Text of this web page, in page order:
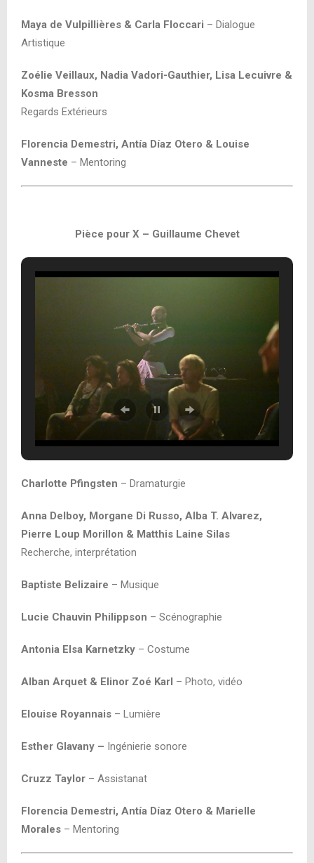
Maya de Vulpillières & Carla Floccari – Dialogue
Artistique
Zoélie Veillaux, Nadia Vadori-Gauthier, Lisa Lecuivre &
Kosma Bresson
Regards Extérieurs
Florencia Demestri, Antía Díaz Otero & Louise
Vanneste – Mentoring
Pièce pour X – Guillaume Chevet
Charlotte Pfingsten – Dramaturgie
Anna Delboy, Morgane Di Russo, Alba T. Alvarez,
Pierre Loup Morillon & Matthis Laine Silas
Recherche, interprétation
Baptiste Belizaire – Musique
Lucie Chauvin Philippson – Scénographie
Antonia Elsa Karnetzky – Costume
Alban Arquet & Elinor Zoé Karl – Photo, vidéo
Elouise Royannais – Lumière
Esther Glavany – Ingénierie sonore
Cruzz Taylor – Assistanat
Florencia Demestri, Antía Díaz Otero & Marielle
Morales – Mentoring